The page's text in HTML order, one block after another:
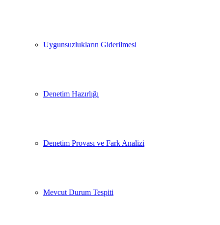
Uygunsuzlukların Giderilmesi
Denetim Hazırlığı
Denetim Provası ve Fark Analizi
Mevcut Durum Tespiti